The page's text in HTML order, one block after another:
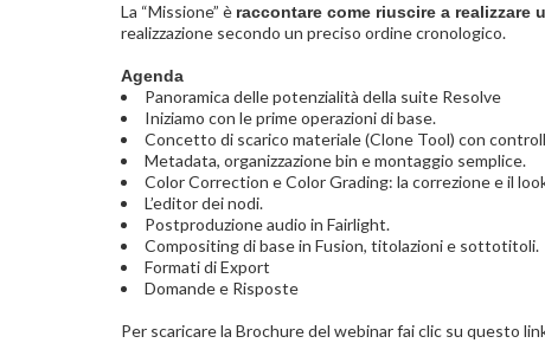
La “Missione” è raccontare come riuscire a realizzare
realizzazione secondo un preciso ordine cronologico.
Agenda
Panoramica delle potenzialità della suite Resolve
Iniziamo con le prime operazioni di base.
Concetto di scarico materiale (Clone Tool) con
Metadata, organizzazione bin e montaggio semplice.
Color Correction e Color Grading: la correzione e il
L’editor dei nodi.
Postproduzione audio in Fairlight.
Compositing di base in Fusion, titolazioni e sottotitoli.
Formati di Export
Domande e Risposte
Per scaricare la Brochure del webinar fai clic su questo